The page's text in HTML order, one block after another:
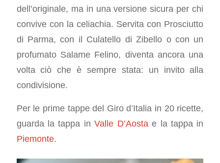
dell’originale, ma in una versione sicura per chi
convive con la celiachia. Servita con Prosciutto
di Parma, con il Culatello di Zibello o con un
profumato Salame Felino, diventa ancora una
volta ciò che è sempre stata: un invito alla
condivisione.
Per le prime tappe del Giro d’Italia in 20 ricette,
guarda la tappa inValle D’Aosta e la tappa in
Piemonte.